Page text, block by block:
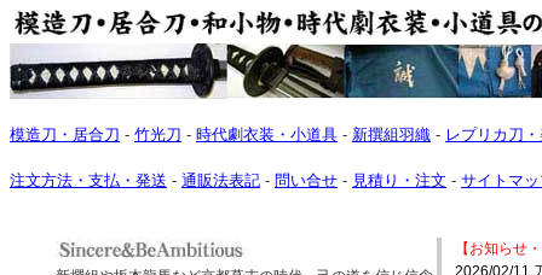
模造刀・居合刀 - 竹光刀 - 時代劇衣装・小道具 - 新撰組羽織 - レプリカ刀
注文方法・支払・発送 - 通販法表記 - 問い合せ - 見積り・注文 - サイトマ
【お知らせ
2026/02/11